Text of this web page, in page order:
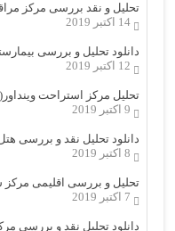
تحلیل و نقد بررسی مرکز
14 اکتبر 2019
دانلود تحلیل و بررسی
12 اکتبر 2019
تحلیل مرکز استراحت
9 اکتبر 2019
دانلود تحلیل نقد و بررسی
8 اکتبر 2019
تحلیل و بررسی اقلیمی مرکز
7 اکتبر 2019
دانلود تحلیل نقد و بررسی